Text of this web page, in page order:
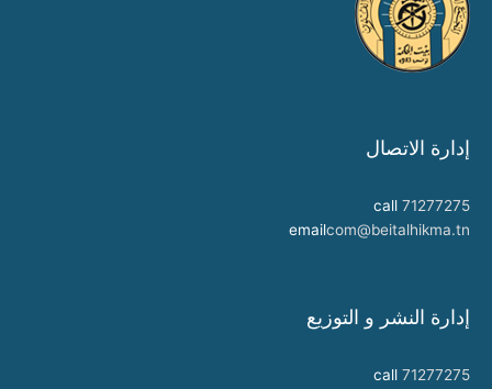
إدارة الاتصال
call 71277275
emailcom@beitalhikma.tn
إدارة النشر و التوزيع
call 71277275